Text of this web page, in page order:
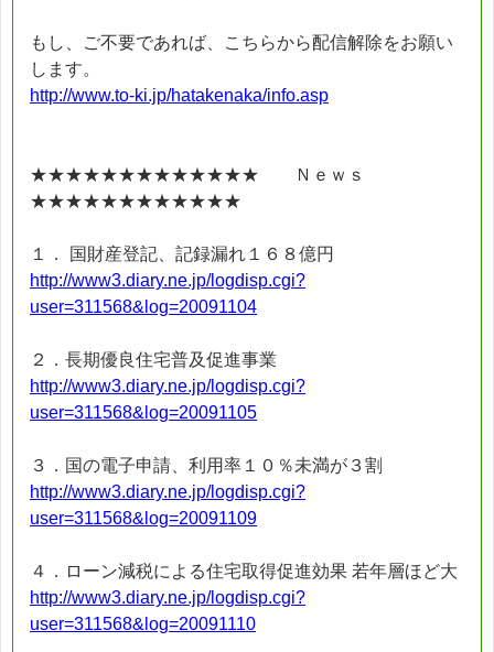
もし、ご不要であれば、こちらから配信解除をお願い
します。
http://www.to-ki.jp/hatakenaka/info.asp
★★★★★★★★★★★★★ Ｎｅｗｓ
★★★★★★★★★★★★
１． 国財産登記、記録漏れ１６８億円
http://www3.diary.ne.jp/logdisp.cgi?
user=311568&log=20091104
２．長期優良住宅普及促進事業
http://www3.diary.ne.jp/logdisp.cgi?
user=311568&log=20091105
３．国の電子申請、利用率１０％未満が３割
http://www3.diary.ne.jp/logdisp.cgi?
user=311568&log=20091109
４．ローン減税による住宅取得促進効果 若年層ほど大
http://www3.diary.ne.jp/logdisp.cgi?
user=311568&log=20091110